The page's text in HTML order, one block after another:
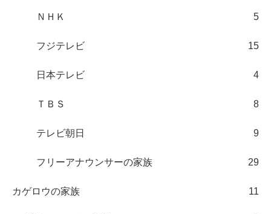
ＮＨＫ 5
フジテレビ 15
日本テレビ 4
ＴＢＳ 8
テレビ朝日 9
フリーアナウンサーの家族 29
カゲロウの家族 11